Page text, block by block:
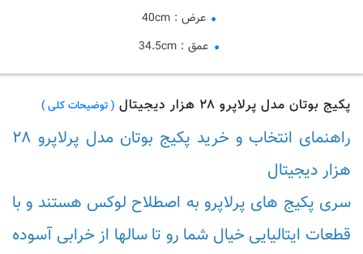
عرض :
40cm
عمق :
34.5cm
پکیج بوتان مدل پرلاپرو ۲۸ هزار دیجیتال ( توضیحات کلی )
راهنمای انتخاب و خرید پکیج بوتان مدل پرلاپرو ۲۸
هزار دیجیتال
سری پکیج های پرلاپرو به اصطلاح لوکس هستند و با
قطعات ایتالیایی خیال شما رو تا سالها از خرابی آسوده